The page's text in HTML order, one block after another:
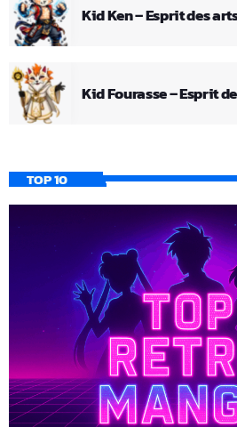
Kid Ken – Esprit des
Kid Fourasse – Esprit
TOP 10